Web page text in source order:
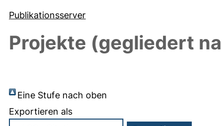
Publikationsserver
Projekte (gegliedert
Eine Stufe nach oben
Exportieren als